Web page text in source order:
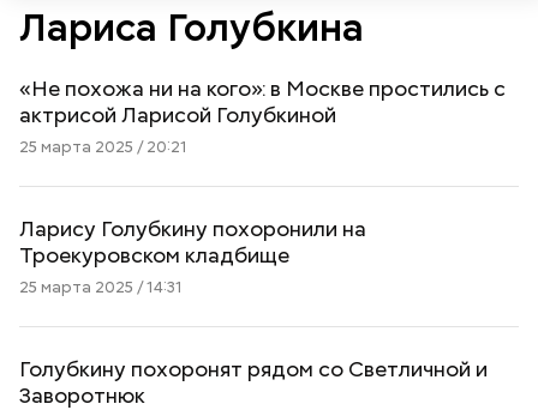
Лариса Голубкина
«Не похожа ни на кого»: в Москве простились с
актрисой Ларисой Голубкиной
25 марта 2025 / 20:21
Ларису Голубкину похоронили на
Троекуровском кладбище
25 марта 2025 / 14:31
Голубкину похоронят рядом со Светличной и
Заворотнюк